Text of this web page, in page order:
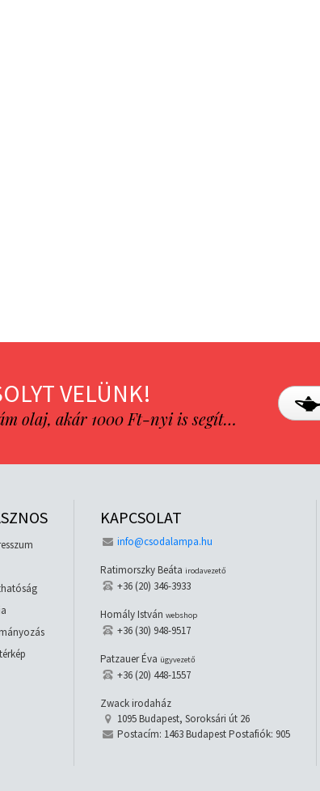
VELÜNK!
olaj, akár 1000 Ft-nyi is segít…
KAPCSOLAT
info@csodalampa.hu
Ratimorszky Beáta irodavezető
+36 (20) 346-3933
Homály István webshop
+36 (30) 948-9517
Patzauer Éva ügyvezető
+36 (20) 448-1557
Zwack irodaház
1095 Budapest, Soroksári út 26
Postacím: 1463 Budapest Postafiók: 905